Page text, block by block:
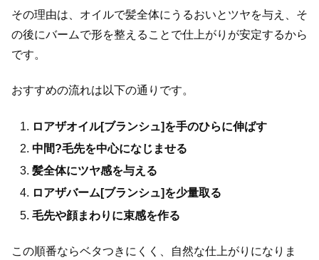
その理由は、オイルで髪全体にうるおいとツヤを与え、そ
の後にバームで形を整えることで仕上がりが安定するから
です。
おすすめの流れは以下の通りです。
ロアザオイル[ブランシュ]を手のひらに伸ばす
中間?毛先を中心になじませる
髪全体にツヤ感を与える
ロアザバーム[ブランシュ]を少量取る
毛先や顔まわりに束感を作る
この順番ならベタつきにくく、自然な仕上がりになりま